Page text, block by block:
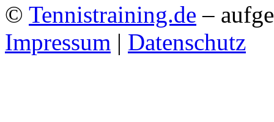
© Tennistraining.de –
Impressum | Datenschutz